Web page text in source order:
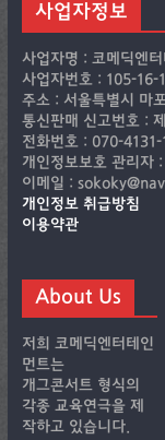
사업자정보
사업자명 : 코메딕엔터
사업자번호 : 105-16-
주소 : 서울특별시 마
통신판매 신고번호 :
전화번호 : 070-4131-
개인정보보호 관리자
이메일 :
개인정보 취급방침
이용약관
About Us
저희 코메딕엔터테인
먼트는
개그콘서트 형식의
각종 교육연극을 제
작하고 있습니다.